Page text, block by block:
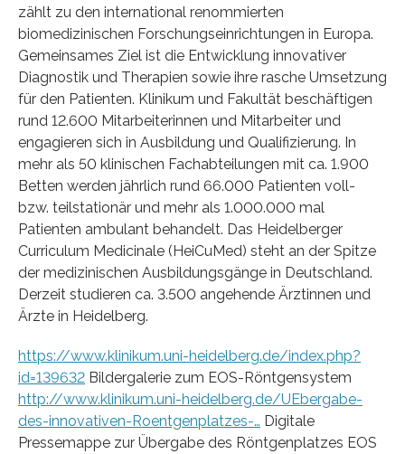
zählt zu den international renommierten
biomedizinischen Forschungseinrichtungen in Europa.
Gemeinsames Ziel ist die Entwicklung innovativer
Diagnostik und Therapien sowie ihre rasche Umsetzung
für den Patienten. Klinikum und Fakultät beschäftigen
rund 12.600 Mitarbeiterinnen und Mitarbeiter und
engagieren sich in Ausbildung und Qualifizierung. In
mehr als 50 klinischen Fachabteilungen mit ca. 1.900
Betten werden jährlich rund 66.000 Patienten voll-
bzw. teilstationär und mehr als 1.000.000 mal
Patienten ambulant behandelt. Das Heidelberger
Curriculum Medicinale (HeiCuMed) steht an der Spitze
der medizinischen Ausbildungsgänge in Deutschland.
Derzeit studieren ca. 3.500 angehende Ärztinnen und
Ärzte in Heidelberg.
https://www.klinikum.uni-heidelberg.de/index.php?
id=139632 Bildergalerie zum EOS-Röntgensystem
http://www.klinikum.uni-heidelberg.de/UEbergabe-
des-innovativen-Roentgenplatzes-… Digitale
Pressemappe zur Übergabe des Röntgenplatzes EOS